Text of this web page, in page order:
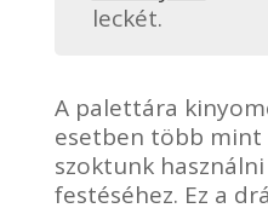
leckét.
A palettára
esetben több
szoktunk
festéséhez. Ez a